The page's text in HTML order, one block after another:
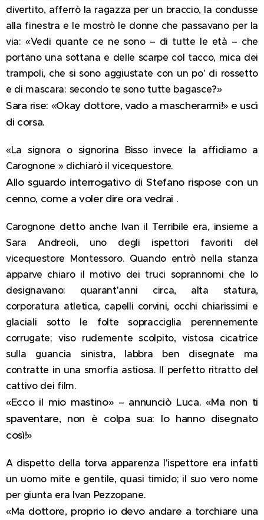
divertito, afferrò la ragazza per un braccio, la condusse
alla finestra e le mostrò le donne che passavano per la
via: «Vedi quante ce ne sono – di tutte le età – che
portano una sottana e delle scarpe col tacco, mica dei
trampoli, che si sono aggiustate con un po' di rossetto
e di mascara: secondo te sono tutte bagasce?»
Sara rise: «Okay dottore, vado a mascherarmi!» e uscì
di corsa.
«La signora o signorina Bisso invece la affidiamo a
Carognone » dichiarò il vicequestore.
Allo sguardo interrogativo di Stefano rispose con un
cenno, come a voler dire ora vedrai .
Carognone detto anche Ivan il Terribile era, insieme a
Sara Andreoli, uno degli ispettori favoriti del
vicequestore Montessoro. Quando entrò nella stanza
apparve chiaro il motivo dei truci soprannomi che lo
designavano: quarant'anni circa, alta statura,
corporatura atletica, capelli corvini, occhi chiarissimi e
glaciali sotto le folte sopracciglia perennemente
corrugate; viso rudemente scolpito, vistosa cicatrice
sulla guancia sinistra, labbra ben disegnate ma
contratte in una smorfia astiosa. Il perfetto ritratto del
cattivo dei film.
«Ecco il mio mastino» – annunciò Luca. «Ma non ti
spaventare, non è colpa sua: lo hanno disegnato
così!»
A dispetto della torva apparenza l'ispettore era infatti
un uomo mite e gentile, quasi timido; il suo vero nome
per giunta era Ivan Pezzopane.
«Ma dottore, proprio io devo andare a torchiare una